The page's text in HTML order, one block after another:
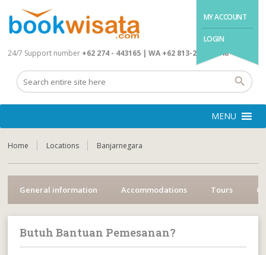
MY ACCOUNT
LOGIN
24/7 Support number +62 274 - 443165 | WA +62 813-2845-4648
MENU
Home Locations Banjarnegara
General information Accommodations Tours
Butuh Bantuan Pemesanan?